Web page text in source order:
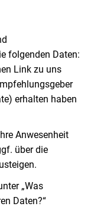
folgenden Daten:
Link zu uns
erhalten haben
Anwesenheit
über die
„Was
Daten?“